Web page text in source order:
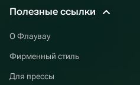
Полезные ссылки
О Флаувау
Фирменный стиль
Для прессы